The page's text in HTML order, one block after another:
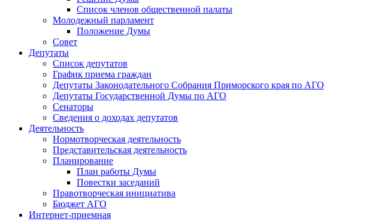
Список членов общественной палаты
Молодежный парламент
Положение Думы
Совет
Депутаты
Список депутатов
График приема граждан
Депутаты Законодательного Собрания Приморского края по АГО
Депутаты Государственной Думы по АГО
Сенаторы
Сведения о доходах депутатов
Деятельность
Нормотворческая деятельность
Представительская деятельность
Планирование
План работы Думы
Повестки заседаний
Правотворческая инициатива
Бюджет АГО
Интернет-приемная